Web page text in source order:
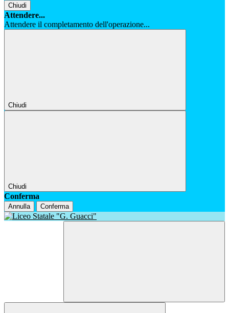
Chiudi
Attendere...
Attendere il completamento dell'operazione...
Chiudi
Chiudi
Conferma
Annulla Conferma